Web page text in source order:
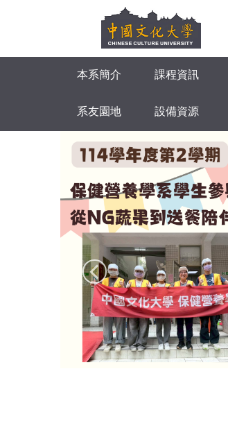
要
本系簡介 課程資訊
系友園地 設備資源